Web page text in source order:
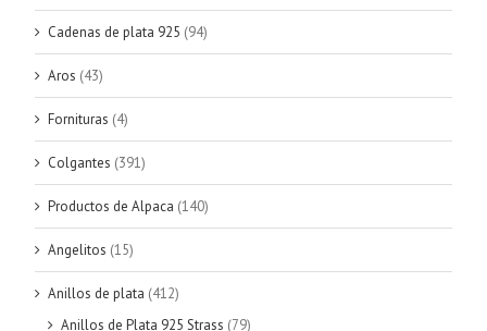
Cadenas de plata 925 (94)
Aros (43)
Fornituras (4)
Colgantes (391)
Productos de Alpaca (140)
Angelitos (15)
Anillos de plata (412)
Anillos de Plata 925 Strass (79)